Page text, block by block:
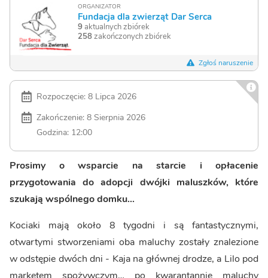
ORGANIZATOR
Fundacja dla zwierząt Dar Serca
9aktualnych zbiórek
258zakończonych zbiórek
Zgłoś naruszenie
Rozpoczęcie: 8 Lipca 2026
Zakończenie: 8 Sierpnia 2026
Godzina: 12:00
Prosimy o wsparcie na starcie i opłacenie
przygotowania do adopcji dwójki maluszków, które
szukają wspólnego domku...
Kociaki mają około 8 tygodni i są fantastycznymi,
otwartymi stworzeniami oba maluchy zostały znalezione
w odstępie dwóch dni - Kaja na głównej drodze, a Lilo pod